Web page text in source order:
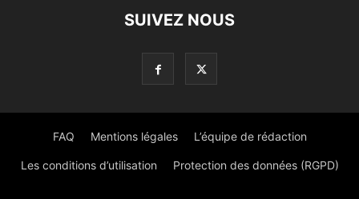
SUIVEZ NOUS
FAQ Mentions légales L’équipe de rédaction
Les conditions d’utilisation Protection des données (RGPD)